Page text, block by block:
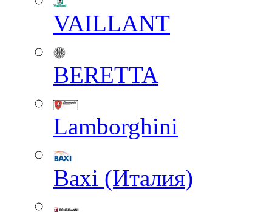
VAILLANT
BERETTA
Lamborghini
Baxi (Италия)